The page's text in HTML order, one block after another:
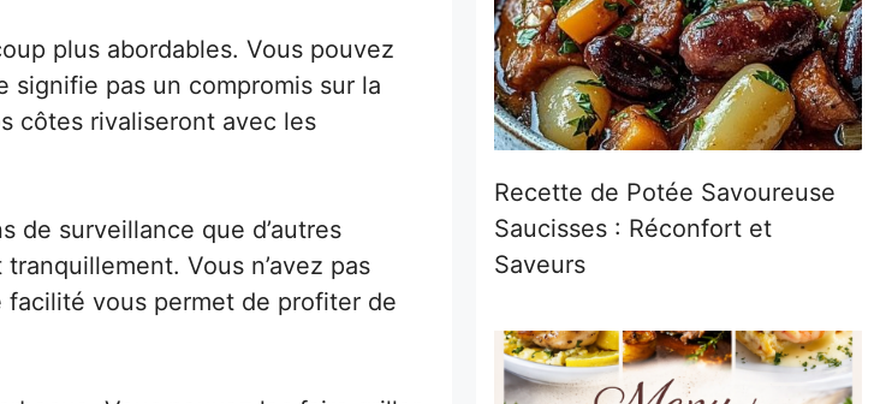
plus abordables. Vous pouvez
signifie pas un compromis sur la
côtes rivaliseront avec les
de surveillance que d’autres
Vous n’avez pas
vous permet de profiter de
Recette de Potée Savoureuse
Saucisses : Réconfort et
Saveurs